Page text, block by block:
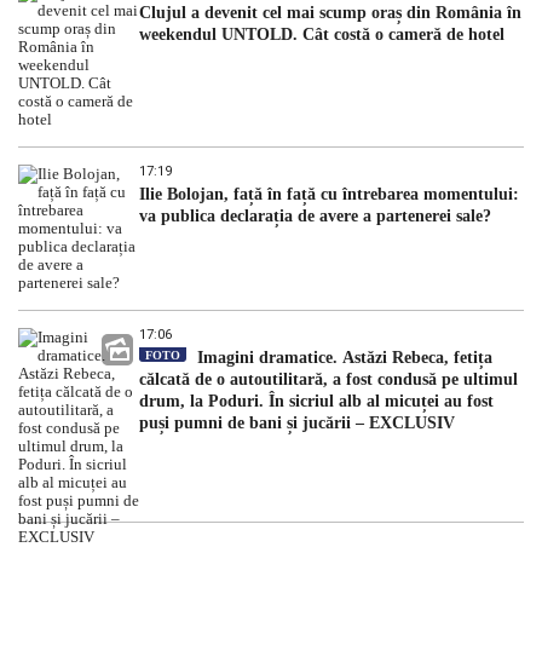
Clujul a devenit cel mai scump oraș din România în
weekendul UNTOLD. Cât costă o cameră de hotel
17:19
Ilie Bolojan, față în față cu întrebarea momentului:
va publica declarația de avere a partenerei sale?
17:06
FOTO
Imagini dramatice. Astăzi Rebeca, fetița
călcată de o autoutilitară, a fost condusă pe ultimul
drum, la Poduri. În sicriul alb al micuței au fost
puși pumni de bani și jucării – EXCLUSIV